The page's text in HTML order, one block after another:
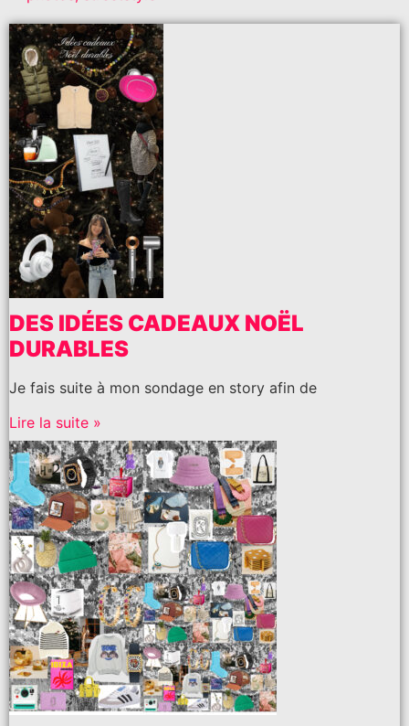
DES IDÉES CADEAUX NOËL
DURABLES
Je fais suite à mon sondage en story afin de
Lire la suite »